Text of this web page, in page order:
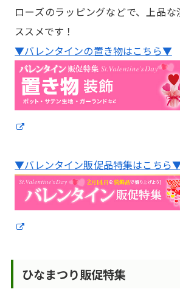
ローズのラッピングなどで、上品
ススメです！
▼バレンタインの置き物はこちら▼
▼バレンタイン販促品特集はこちら
ひなまつり販促特集